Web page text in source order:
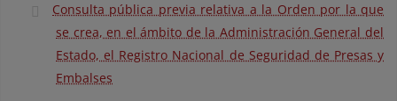
Consulta pública previa relativa a la Orden por la que
se crea, en el ámbito de la Administración General del
Estado, el Registro Nacional de Seguridad de Presas y
Embalses